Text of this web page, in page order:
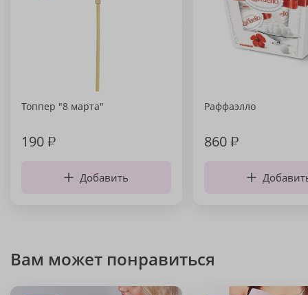
Топпер "8 марта"
190₽
Добавить
Раффаэлло
860₽
Вам может понравиться